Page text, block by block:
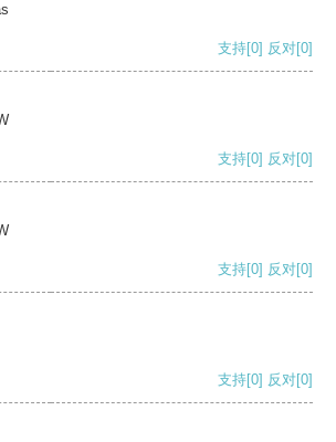
支持[0] 反对[0]
支持[0] 反对[0]
支持[0] 反对[0]
支持[0] 反对[0]